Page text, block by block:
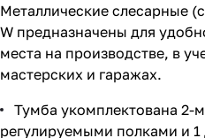
Металлические слесарные
W предназначены для
места на производстве, в
мастерских и гаражах.
Тумба укомплектована 2-
регулируемыми полками и